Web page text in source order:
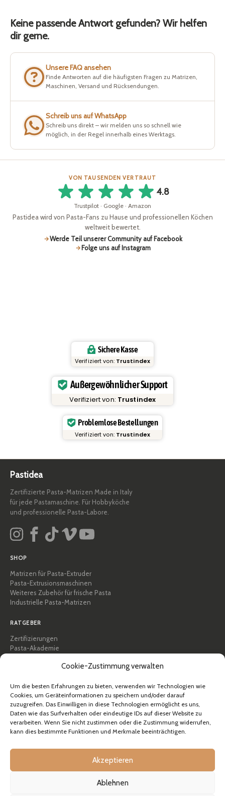
Cookie-Zustimmung verwalten
Um die besten Erfahrungen zu bieten, verwenden wir Technologien wie
Cookies, um Geräteinformationen zu speichern und/oder darauf
zuzugreifen. Das Einwilligen in diese Technologien ermöglicht es uns,
Daten wie das Surfverhalten oder eindeutige IDs auf dieser Website zu
verarbeiten. Wenn Sie nicht zustimmen oder die Zustimmung widerrufen,
kann dies bestimmte Funktionen und Merkmale beeinträchtigen.
Akzeptieren
Ablehnen
Keine passende Antwort gefunden? Wir helfen
dir gerne.
Unsere FAQ ansehen
Finde Antworten auf die häufigsten Fragen zu Matrizen,
Maschinen, Versand und Rücksendungen.
Schreib uns auf WhatsApp
Schreib uns direkt – wir melden uns so schnell wie
möglich, in der Regel innerhalb eines Werktags.
VON TAUSENDEN VERTRAUT
4.8
Trustpilot · Google · Amazon
Pastidea wird von Pasta-Fans zu Hause und professionellen Köchen
weltweit bewertet.
Werde Teil unserer Community auf Facebook
Folge uns auf Instagram
Sichere Kasse
Verifiziert von: Trustindex
Außergewöhnlicher Support
Verifiziert von: Trustindex
Problemlose Bestellungen
Verifiziert von: Trustindex
Pastidea
Zertifizierte Pasta-Matrizen Made in Italy
für jede Pastamaschine. Für Hobbyköche
und professionelle Pasta-Labore.
SHOP
Matrizen für Pasta-Extruder
Pasta-Extrusionsmaschinen
Weiteres Zubehör für frische Pasta
Industrielle Pasta-Matrizen
RATGEBER
Zertifizierungen
Pasta-Akademie
Über Pastidea
HILFE
FAQ & Support
Kontakt
Versandinformationen